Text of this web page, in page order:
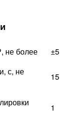
не более
±5
с, не
15
1